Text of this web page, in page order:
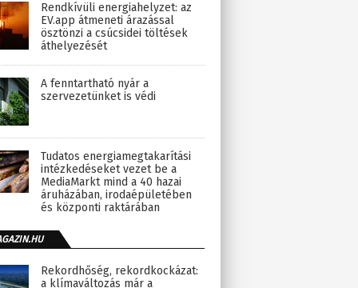
Rendkívüli energiahelyzet: az
EV.app átmeneti árazással
ösztönzi a csúcsidei töltések
áthelyezését
A fenntartható nyár a
szervezetünket is védi
Tudatos energiamegtakarítási
intézkedéseket vezet be a
MediaMarkt mind a 40 hazai
áruházában, irodaépületében
és központi raktárában
Rekordhőség, rekordkockázat:
a klímaváltozás már a